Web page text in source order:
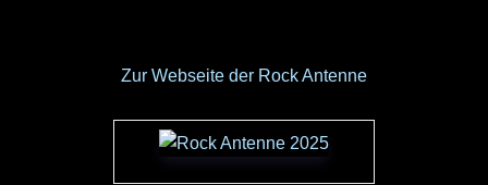
Zur Webseite der Rock Antenne